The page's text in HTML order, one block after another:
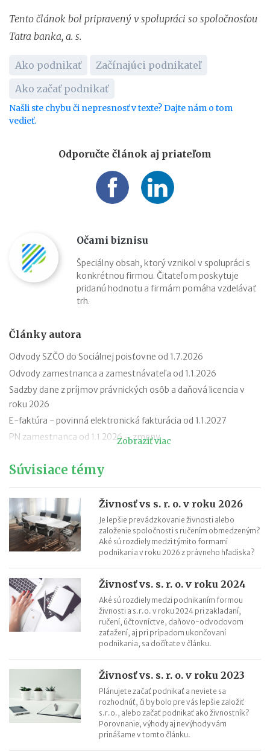
Tento článok bol pripravený v spolupráci so spoločnosťou
Tatra banka, a. s.
Ako podnikať
Začínajúci podnikateľ
Ako začať podnikať
Našli ste chybu či nepresnosť v texte? Dajte nám o tom
vedieť.
Odporučte článok aj priateľom
Očami biznisu
Špeciálny obsah, ktorý vznikol v spolupráci s
konkrétnou firmou. Čitateľom poskytuje
pridanú hodnotu a firmám pomáha vzdelávať
trh.
Články autora
Odvody SZČO do Sociálnej poisťovne od 1.7.2026
Odvody zamestnanca a zamestnávateľa od 1.1.2026
Sadzby dane z príjmov právnických osôb a daňová licencia v
roku 2026
E-faktúra - povinná elektronická fakturácia od 1.1.2027
PN zamestnanca od 1.1.2026 – zmeny
Transakčná daň v kocke
Podvojné účtovníctvo: čo to je a kto ho musí viesť
Daňové priznanie živnostníka za rok 2024
Registrácia na DPH od roku 2025: praktické príklady
Zobraziť viac
Súvisiace témy
Živnosť vs s. r. o. v roku 2026
Je lepšie prevádzkovanie živnosti alebo
založenie spoločnosti s ručením obmedzeným?
Aké sú rozdiely medzi týmito formami
podnikania v roku 2026 z právneho hľadiska?
Živnosť vs. s. r. o. v roku 2024
Aké sú rozdiely medzi podnikaním formou
živnosti a s.r.o. v roku 2024 pri zakladaní,
ručení, účtovníctve, daňovo-odvodovom
zaťažení, aj pri prípadom ukončovaní
podnikania, sa dočítate v článku.
Živnosť vs. s. r. o. v roku 2023
Plánujete začať podnikať a neviete sa
rozhodnúť, či by bolo pre vás lepšie založiť
s.r.o., alebo začať podnikať ako živnostník?
Porovnanie, výhody aj nevýhody vám
prinášame v tomto článku.